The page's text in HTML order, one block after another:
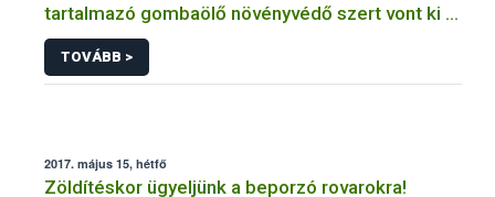
tartalmazó gombaölő növényvédő szert vont ki a
forgalomból a NÉBIH
TOVÁBB >
2017. május 15, hétfő
Zöldítéskor ügyeljünk a beporzó rovarokra!